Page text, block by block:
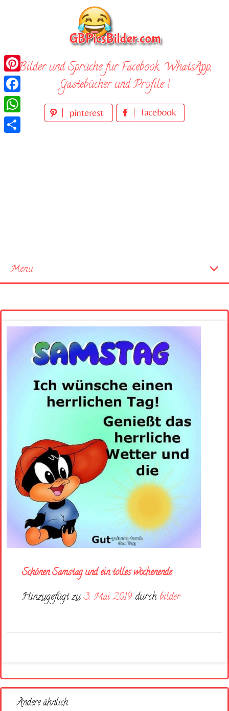
Bilder und Sprüche für Facebook, WhatsApp,
Gästebücher und Profile !
Menu
Schönen Samstag und ein tolles wochenende
Hinzugefügt zu3. Mai 2019 durch bilder
Andere ähnlich
Pinterest
Facebook
WhatsApp